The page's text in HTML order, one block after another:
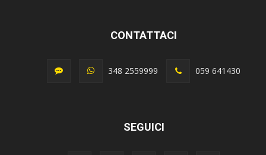
CONTATTACI
348 2559999 059 641430
SEGUICI